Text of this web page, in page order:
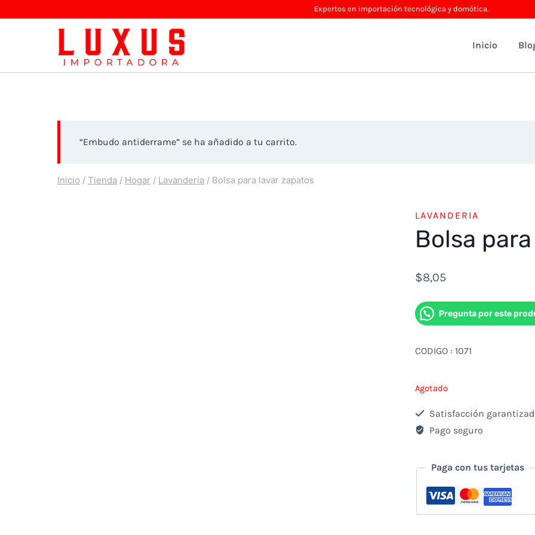
Expertos en importación tecnológica y domótica.
Inicio
“Embudo antiderrame” se ha añadido a tu carrito.
Inicio / Tienda / Hogar / Lavanderia / Bolsa para lavar zapatos
LAVANDERIA
Bolsa
$8,05
Pregunta por este
CODIGO : 1071
Agotado
Satisfacción
Pago seguro
Paga con tus tarjetas